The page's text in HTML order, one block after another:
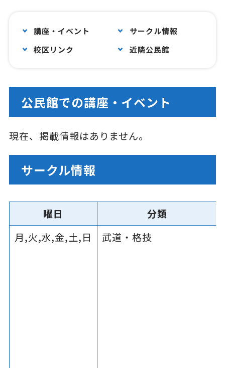
講座・イベント
サークル情報
校区リンク
近隣公民館
公民館での講座・イベント
現在、掲載情報はありません。
サークル情報
曜日
分類
月,火,水,金,土,日
武道・格技